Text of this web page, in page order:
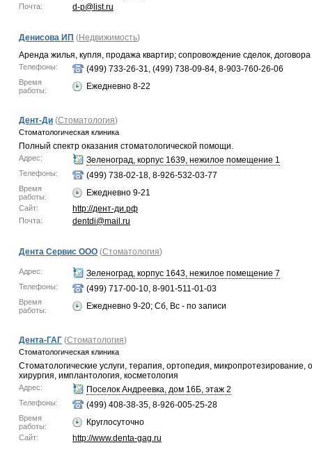
Почта: d-p@list.ru
Денисова ИП (Недвижимость)
Аренда жилья, купля, продажа квартир; сопровождение сделок,
Телефоны: (499) 733-26-31, (499) 738-09-84, 8-903-760-26-06
Время
работы:
Ежедневно 8-22
Дент-Ди (Стоматология)
Стоматологическая клиника
Полный спектр оказания стоматологической помощи.
Адрес: Зеленоград, корпус 1639, нежилое помещение 1
Телефоны: (499) 738-02-18, 8-926-532-03-77
Время
работы:
Ежедневно 9-21
Сайт: http://дент-ди.рф
Почта: dentdi@mail.ru
Дента Сервис ООО (Стоматология)
Адрес: Зеленоград, корпус 1643, нежилое помещение 7
Телефоны: (499) 717-00-10, 8-901-511-01-03
Время
работы:
Ежедневно 9-20; Сб, Вс - по записи
Дента-ГАГ (Стоматология)
Стоматологическая клиника
Стоматологические услуги, терапия, ортопедия, микропротезирование,
хирургия, имплантология, косметология
Адрес: Поселок Андреевка, дом 16Б, этаж 2
Телефоны: (499) 408-38-35, 8-926-005-25-28
Время
работы:
Круглосуточно
Сайт: http://www.denta-gag.ru